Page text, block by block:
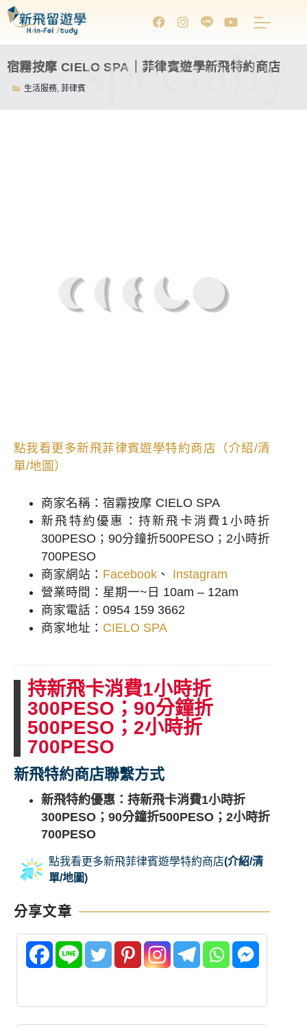
宿霧按摩 CIELO SPA｜菲律賓遊學新飛特約商店
生活服務, 菲律賓specially
點我看更多新飛菲律賓遊學特約商店（介紹/清
單/地圖）
商家名稱：宿霧按摩 CIELO SPA
新飛特約優惠： 持新飛卡 消費 1小時折
300PESO；90分鐘折500PESO；2小時折
700PESO
商家網站： Facebook 、
Instagram
營業時間：星期一~日 10am – 12am
商家電話：0954 159 3662
商家地址： CIELO SPA
持新飛卡消費1小時折
300PESO；90分鐘折
500PESO；2小時折
700PESO
新飛特約商店聯繫方式
新飛特約優惠：持新飛卡消費1小時折
300PESO；90分鐘折500PESO；2小時折
700PESO
Instagram
營業時間：星期一~日 10am – 12am
商家電話：0954 159 3662
商家地址：
點我看更多新飛菲律賓遊學特約商店(介紹/清
單/地圖)
分享文章